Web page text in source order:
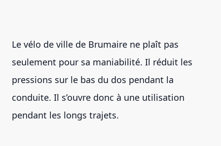
Le vélo de ville de Brumaire ne plaît pas
seulement pour sa maniabilité. Il réduit les
pressions sur le bas du dos pendant la
conduite. Il s’ouvre donc à une utilisation
pendant les longs trajets.